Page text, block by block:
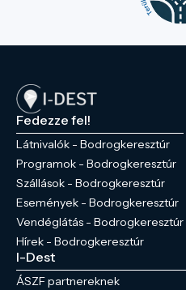
Fedezze fel!
Látnivalók - Bodrogkeresztúr
Programok - Bodrogkeresztúr
Szállások - Bodrogkeresztúr
Események - Bodrogkeresztúr
Vendéglátás - Bodrogkeresztúr
Hírek - Bodrogkeresztúr
I-Dest
ÁSZF partnereknek